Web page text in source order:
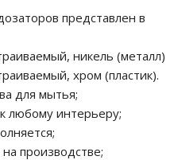
представлен в
никель (металл)
хром (пластик).
для мытья;
любому интерьеру;
производстве;